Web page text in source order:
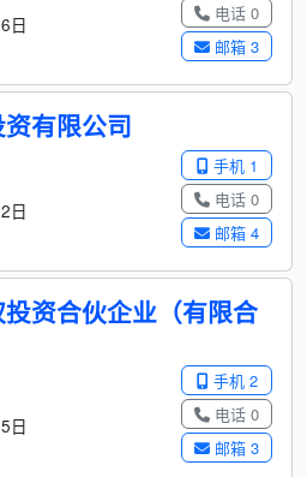
电话 0
邮箱 3
日
有限公司
手机 1
电话 0
邮箱 4
日
资合伙企业（有限合
手机 2
电话 0
邮箱 3
日